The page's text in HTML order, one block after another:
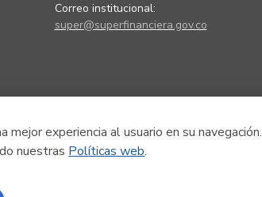
experiencia al usuario en su navegación.
nuestras Políticas web.
Correo institucional:
super@superfinanciera.gov.co